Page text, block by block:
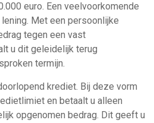
euro. Een veelvoorkomende
Met een persoonlijke
tegen een vast
u dit geleidelijk terug
termijn.
krediet. Bij deze vorm
en betaalt u alleen
opgenomen bedrag. Dit geeft u